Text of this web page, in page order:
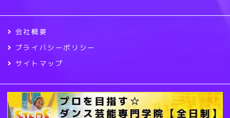
会社概要
プライバシーポリシー
サイトマップ